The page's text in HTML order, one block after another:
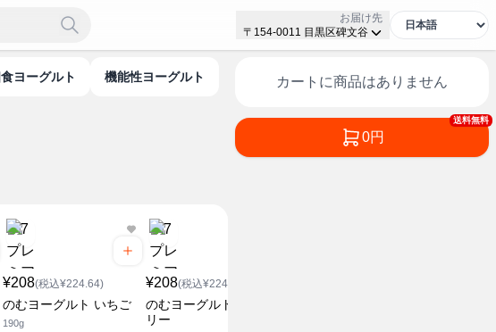
お届け先
〒154-0011 目黒区碑文谷
個食ヨーグルト 機能性ヨーグルト
¥208(税込¥224.64)
のむヨーグルト いちご
190g
¥208(税込¥224.64)
のむヨーグルト ブルーベ
リー
カートに商品はありません
送料無料
0円